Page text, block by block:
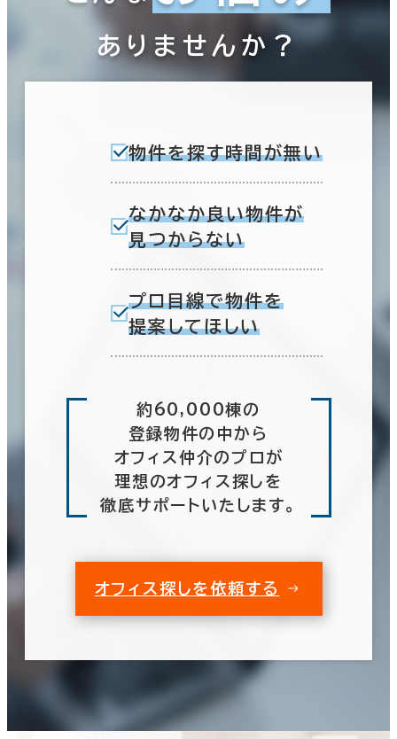
ありませんか？
物件を探す時間が無い
なかなか良い物件が
見つからない
プロ目線で物件を
提案してほしい
約60,000棟の
登録物件の中から
オフィス仲介のプロが
理想のオフィス探しを
徹底サポートいたします。
オフィス探しを依頼する